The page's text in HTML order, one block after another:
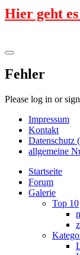
Hier geht
Fehler
Please log in or
Impressum
Kontakt
Datenschutz
allgemeine
Startseite
Forum
Galerie
Top 10